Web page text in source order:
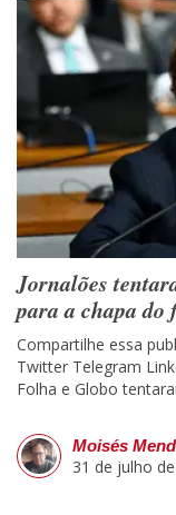
Jornalões
para a chapa do
Compartilhe essa
Twitter Telegram
Folha e Globo
Moisés
31 de julho